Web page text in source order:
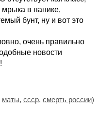
в панике,
бунт, ну и вот это
очень правильно
новости
маты, ссср, смерть россии)